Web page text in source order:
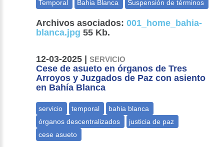
Archivos asociados: 001_home_bahia-
blanca.jpg 55 Kb.
12-03-2025 |SERVICIO
Cese de asueto en órganos de Tres
Arroyos y Juzgados de Paz con asiento
en Bahía Blanca